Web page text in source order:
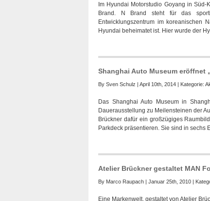
Im Hyundai Motorstudio Goyang in
Brand. N Brand steht für das
Entwicklungszentrum im koreanischen
Hyundai beheimatet ist. Hier wurde der
Shanghai Auto Museum eröffnet
By Sven Schulz | April 10th, 2014 | Kategorie:
Das Shanghai Auto Museum in
Dauerausstellung zu Meilensteinen der
Brückner dafür ein großzügiges
Parkdeck präsentieren. Sie sind in
Atelier Brückner gestaltet MAN
By Marco Raupach | Januar 25th, 2010 |
Eine Markenwelt, gestaltet von Atelier